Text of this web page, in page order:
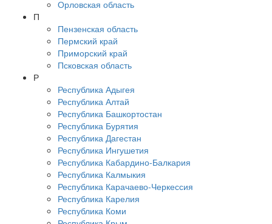
Орловская область
П
Пензенская область
Пермский край
Приморский край
Псковская область
Р
Республика Адыгея
Республика Алтай
Республика Башкортостан
Республика Бурятия
Республика Дагестан
Республика Ингушетия
Республика Кабардино-Балкария
Республика Калмыкия
Республика Карачаево-Черкессия
Республика Карелия
Республика Коми